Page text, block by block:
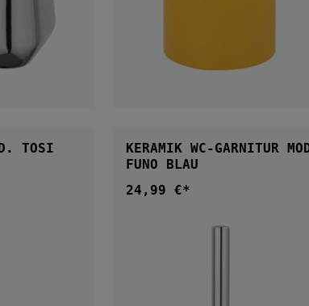
TOSI
KERAMIK WC-GARNITUR
FUNO BLAU
Regulärer Preis:
24,99 €*